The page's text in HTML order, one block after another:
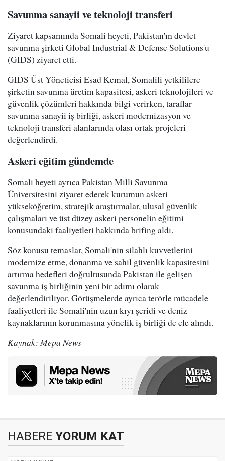
Savunma sanayii ve teknoloji transferi
Ziyaret kapsamında Somali heyeti, Pakistan'ın devlet
savunma şirketi Global Industrial & Defense Solutions'u
(GIDS) ziyaret etti.
GIDS Üst Yöneticisi Esad Kemal, Somalili yetkililere
şirketin savunma üretim kapasitesi, askeri teknolojileri ve
güvenlik çözümleri hakkında bilgi verirken, taraflar
savunma sanayii iş birliği, askeri modernizasyon ve
teknoloji transferi alanlarında olası ortak projeleri
değerlendirdi.
Askeri eğitim gündemde
Somali heyeti ayrıca Pakistan Milli Savunma
Üniversitesini ziyaret ederek kurumun askeri
yükseköğretim, stratejik araştırmalar, ulusal güvenlik
çalışmaları ve üst düzey askeri personelin eğitimi
konusundaki faaliyetleri hakkında brifing aldı.
Söz konusu temaslar, Somali'nin silahlı kuvvetlerini
modernize etme, donanma ve sahil güvenlik kapasitesini
artırma hedefleri doğrultusunda Pakistan ile gelişen
savunma iş birliğinin yeni bir adımı olarak
değerlendiriliyor. Görüşmelerde ayrıca terörle mücadele
faaliyetleri ile Somali'nin uzun kıyı şeridi ve deniz
kaynaklarının korunmasına yönelik iş birliği de ele alındı.
Kaynak: Mepa News
HABERE YORUM KAT